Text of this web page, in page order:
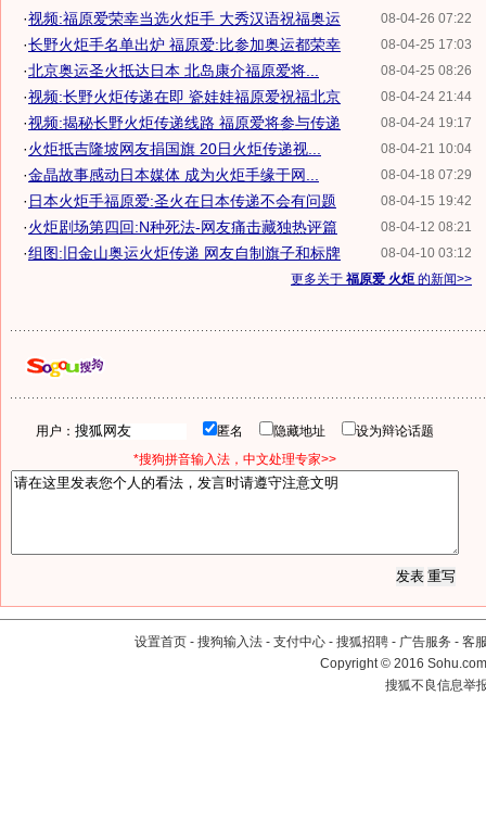
08-04-26 07:22
·视频:福原爱荣幸当选火炬手 大秀汉语祝福奥运
08-04-25 17:03
·长野火炬手名单出炉 福原爱:比参加奥运都荣幸
08-04-25 08:26
·北京奥运圣火抵达日本 北岛康介福原爱将...
08-04-24 21:44
·视频:长野火炬传递在即 瓷娃娃福原爱祝福北京
08-04-24 19:17
·视频:揭秘长野火炬传递线路 福原爱将参与传递
08-04-21 10:04
·火炬抵吉隆坡网友捐国旗 20日火炬传递视...
08-04-18 07:29
·金晶故事感动日本媒体 成为火炬手缘于网...
08-04-15 19:42
· 日本火炬手福原爱:圣火在日本传递不会有问题
08-04-12 08:21
·火炬剧场第四回:N种死法-网友痛击藏独热评篇
08-04-10 03:12
·组图:旧金山奥运火炬传递 网友自制旗子和标牌
更多关于 福原爱 火炬 的新闻>>
用户： 匿名 隐藏地址
设为辩论话题
*搜狗拼音输入法，中文处理专家>>
设置首页 - 搜狗输入法 - 支付中心 - 搜狐招聘 - 广告服务 - 客
Copyright©2016
搜狐不良信息举